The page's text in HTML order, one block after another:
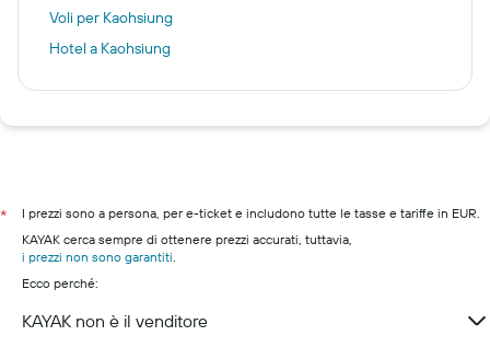
Voli per Kaohsiung
Hotel a Kaohsiung
*
I prezzi sono a persona, per e-ticket e includono tutte le tasse e tariffe in EUR.
KAYAK cerca sempre di ottenere prezzi accurati, tuttavia,
i prezzi non sono garantiti.
Ecco perché:
KAYAK non è il venditore